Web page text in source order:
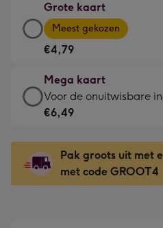
€3,49
-
Voor
kleine
gelukwens
-
120
x
160
mm
Grote kaart
Grote
kaart
-
€4,79
-
Meest
gekozen
Dimensions:
167
x
Meest gekozen
€4,79
Mega kaart
Mega
kaart
€6,49
-
Voor
Voor de onuitwisbare
€6,49
Pak groots uit met
met code GROOT4